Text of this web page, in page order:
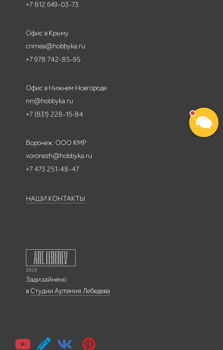
+7 812 649-03-73
Офис в Крыму
crimea@hobbyka.ru
+7 978 742-85-95
Офис в Нижнем Новгороде
nn@hobbyka.ru
+7 (831) 228-16-84
Воронеж: ООО КМР
voronezh@hobbyka.ru
+7 473 251-48-47
НАШИ КОНТАКТЫ
Задизайнено
в Студии Артемия Лебедева